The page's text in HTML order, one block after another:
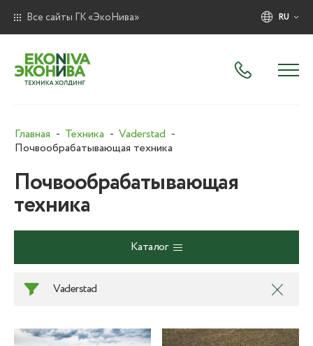
Все сайты ГК «ЭкоНива» RU
Главная Техника
Vaderstad
Почвообрабатывающая техника
Почвообрабатывающая
техника
Каталог
Vaderstad